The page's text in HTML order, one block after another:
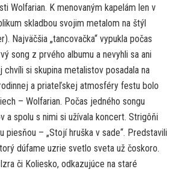
Wolfarian. K menovaným kapelám len v
skladbou svojim metalom na štýl
Najväčšia „tancovačka“ vypukla počas
song z prvého albumu a nevyhli sa ani
si skupina metalistov posadala na
a priateľskej atmosféry festu bolo
– Wolfarian. Počas jedného songu
a spolu s nimi si užívala koncert. Strigôňi
– „Stojí hruška v sade“. Predstavili
dúfame uzrie svetlo sveta už čoskoro.
či Koliesko, odkazujúce na staré